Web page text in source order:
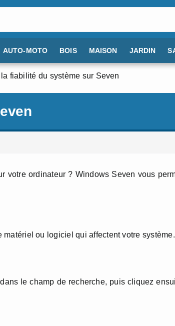
AUTO-MOTO BOIS MAISON JARDIN
fiabilité du système sur Seven
votre ordinateur ? Windows Seven vous
matériel ou logiciel qui affectent votre système.
le champ de recherche, puis cliquez